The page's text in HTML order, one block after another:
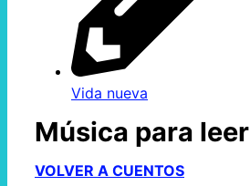
Vida nueva
Música para leer
VOLVER A CUENTOS